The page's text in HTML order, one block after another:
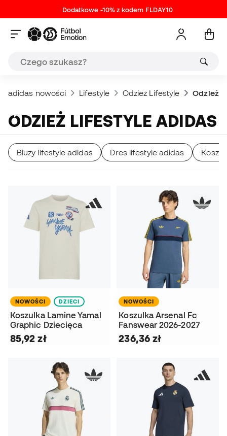
Dodatkowe -10% z kodem FLDAY10
adidas nowości Lifestyle Odzież Lifestyle Odzież
ODZIEŻ LIFESTYLE ADIDAS
Bluzy lifestyle adidas Dres lifestyle adidas
NOWOŚCI DZIECI
Koszulka Lamine Yamal
Graphic Dziecięca
85,92 zł
NOWOŚCI
Koszulka Arsenal Fc
Fanswear 2026-2027
236,36 zł